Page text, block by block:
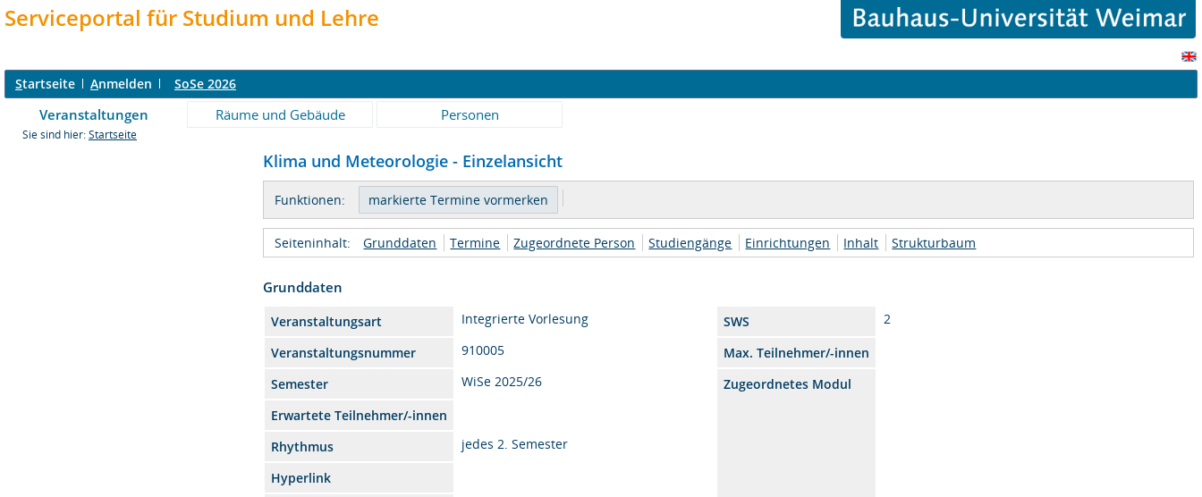
Serviceportal für Studium und Lehre
Startseite Anmelden SoSe 2026
Veranstaltungen Räume und Gebäude Personen
Sie sind hier: Startseite
Klima und Meteorologie - Einzelansicht
Funktionen:
Seiteninhalt: Grunddaten Termine Zugeordnete Person Studiengänge Einrichtungen Inhalt Strukturbaum
Grunddaten
Veranstaltungsart Integrierte Vorlesung SWS
2
Veranstaltungsnummer
910005
Max. Teilnehmer/-innen
Semester
WiSe 2025/26
Zugeordnetes Modul
Erwartete Teilnehmer/-innen
Rhythmus
jedes 2. Semester
Hyperlink